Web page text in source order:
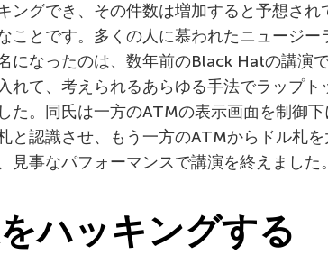
ングでき、その件数は増加すると予想さ
ことです。多くの人に慕われたニュージ
になったのは、数年前のBlack Hatの講演
れて、考えられるあらゆる手法でラップ
た。同氏は一方のATMの表示画面を制御
と認識させ、もう一方のATMからドル札
見事なパフォーマンスで講演を終えました。
ハッキングする